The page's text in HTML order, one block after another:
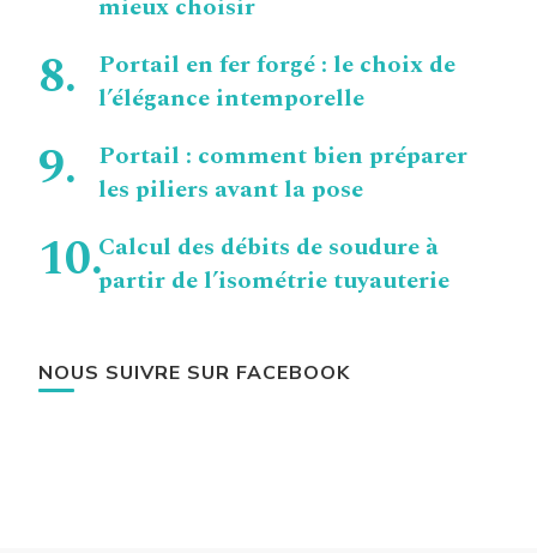
mieux choisir
Portail en fer forgé : le choix de
l’élégance intemporelle
Portail : comment bien préparer
les piliers avant la pose
Calcul des débits de soudure à
partir de l’isométrie tuyauterie
NOUS SUIVRE SUR FACEBOOK